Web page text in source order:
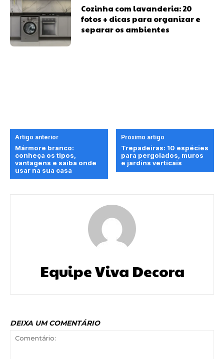
Cozinha com lavanderia: 20
fotos + dicas para organizar e
separar os ambientes
Artigo anterior
Mármore branco:
conheça os tipos,
vantagens e saiba onde
usar na sua casa
Próximo artigo
Trepadeiras: 10 espécies
para pergolados, muros
e jardins verticais
Equipe Viva Decora
DEIXA UM COMENTÁRIO